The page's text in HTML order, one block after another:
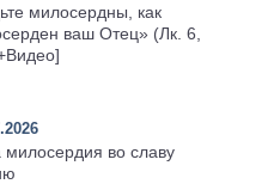
милосердны, как
ваш Отец» (Лк. 6,
милосердия во славу